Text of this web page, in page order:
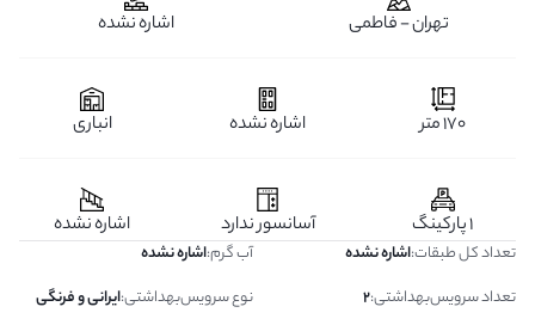
تهران - فاطمی اشاره نشده
170 متر اشاره نشده انباری
1 پارکینگ آسانسور ندارد اشاره نشده
تعداد کل طبقات:اشاره نشده آب گرم:اشاره نشده
تعداد سرویس‌بهداشتی:
2 نوع سرویس‌بهداشتی:ایرانی و فرنگی